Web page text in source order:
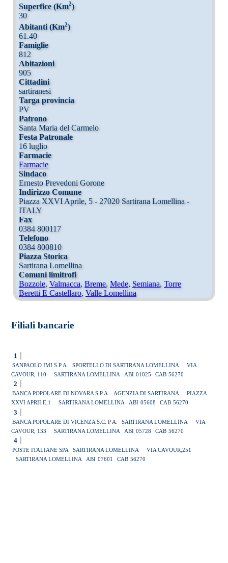
Superfice (Km2)
30
Abitanti (Km2)
61.40
Famiglie
812
Abitazioni
905
Cittadini
sartiranesi
Targa provincia
PV
Patrono
Santa Maria del Carmelo
Festa Patronale
16 luglio
Farmacie
Farmacie
Sindaco
Ernesto Prevedoni Gorone
Indirizzo Comune
Piazza XXVI Aprile, 5 - 27020 Sartirana Lomellina -
ITALY
Fax
0384 800117
Telefono
0384 800810
Piazza Storica
Sartirana Lomellina
Comuni limitrofi
Bozzole, Valmacca, Breme, Mede, Semiana, Torre
Beretti E Castellaro, Valle Lomellina
Filiali bancarie
1
SANPAOLO IMI S.P.A. SPORTELLO DI SARTIRANA LOMELLINA
VIA
CAVOUR, 110
SARTIRANA LOMELLINA ABI 01025 CAB 56270
2
BANCA POPOLARE DI NOVARA S.P.A. AGENZIA DI SARTIRANA
PIAZZA
XXVI APRILE,1
SARTIRANA LOMELLINA ABI 05608 CAB 56270
3
BANCA POPOLARE DI VICENZA S.C. P A. SARTIRANA LOMELLINA
VIA
CAVOUR, 133
SARTIRANA LOMELLINA ABI 05728 CAB 56270
4
POSTE ITALIANE SPA SARTIRANA LOMELLINA
VIA CAVOUR,251
SARTIRANA LOMELLINA
ABI 07601 CAB 56270